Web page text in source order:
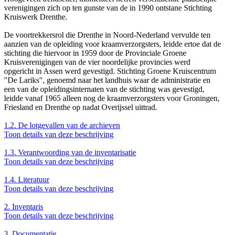
verenigingen zich op ten gunste van de in 1990 ontstane Stichting
Kruiswerk Drenthe.
De voortrekkersrol die Drenthe in Noord-Nederland vervulde ten
aanzien van de opleiding voor kraamverzorgsters, leidde ertoe dat de
stichting die hiervoor in 1959 door de Provinciale Groene
Kruisverenigingen van de vier noordelijke provincies werd
opgericht in Assen werd gevestigd. Stichting Groene Kruiscentrum
"De Lariks", genoemd naar het landhuis waar de administratie en
een van de opleidingsinternaten van de stichting was gevestigd,
leidde vanaf 1965 alleen nog de kraamverzorgsters voor Groningen,
Friesland en Drenthe op nadat Overijssel uittrad.
1.2. De lotgevallen van de archieven
Toon details van deze beschrijving
1.3. Verantwoording van de inventarisatie
Toon details van deze beschrijving
1.4. Literatuur
Toon details van deze beschrijving
2. Inventaris
Toon details van deze beschrijving